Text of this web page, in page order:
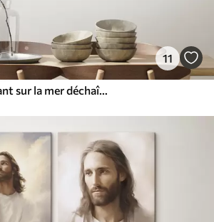
11
Jésus-Christ marchant sur la mer déchaînée